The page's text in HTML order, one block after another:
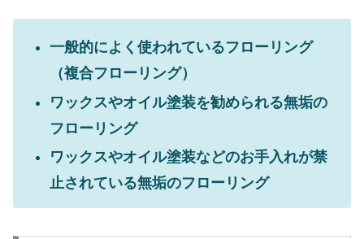
一般的によく使われているフローリング
（複合フローリング）
ワックスやオイル塗装を勧められる無垢の
フローリング
ワックスやオイル塗装などのお手入れが禁
止されている無垢のフローリング